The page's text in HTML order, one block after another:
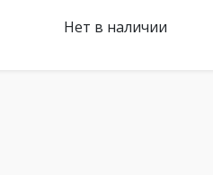
Нет в наличии